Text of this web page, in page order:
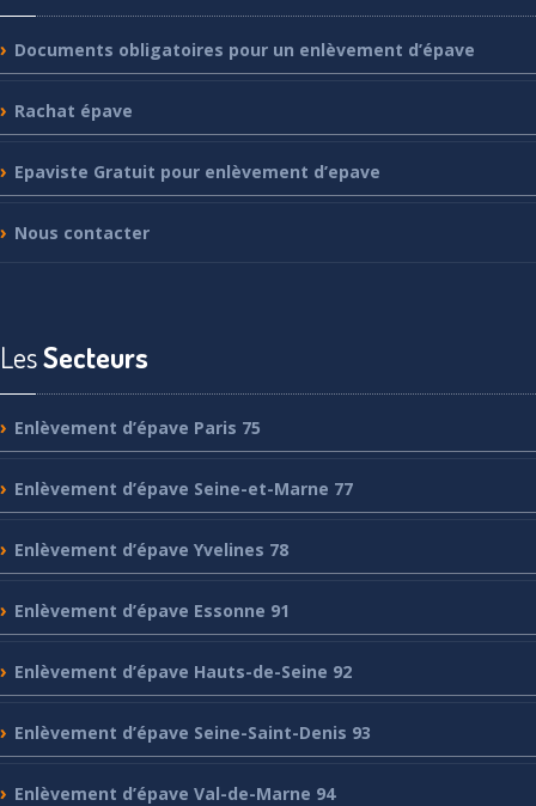
Documents obligatoires pour un enlèvement d’épave
Rachat épave
Epaviste Gratuit pour enlèvement d’epave
Nous contacter
LesSecteurs
Enlèvement d’épave Paris 75
Enlèvement d’épave Seine-et-Marne 77
Enlèvement d’épave Yvelines 78
Enlèvement d’épave Essonne 91
Enlèvement d’épave Hauts-de-Seine 92
Enlèvement d’épave Seine-Saint-Denis 93
Enlèvement d’épave Val-de-Marne 94